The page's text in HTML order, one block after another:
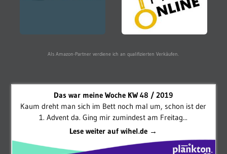
Als Amazon-Partner verdiene ich an qualifizierten Verkäufen.
Das war meine Woche KW 48 / 2019
Kaum dreht man sich im Bett noch mal um, schon ist der
1. Advent da. Ging mir zumindest am Freitag...
Lese weiter auf wihel.de →